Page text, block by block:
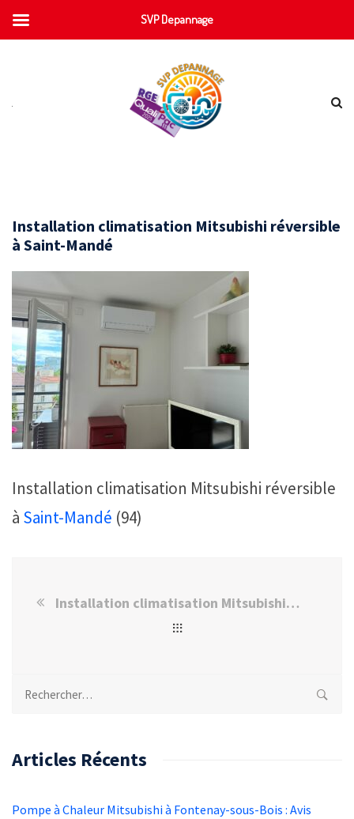
Installation climatisation Mitsubishi réversible
à Saint-Mandé
Installation climatisation Mitsubishi réversible
à Saint-Mandé (94)
Installation climatisation Mitsubishi + cache-groupe à Saint-Mandé
Rechercher :
Articles Récents
Pompe à Chaleur Mitsubishi à Fontenay-sous-Bois : Avis
SVP Depannage